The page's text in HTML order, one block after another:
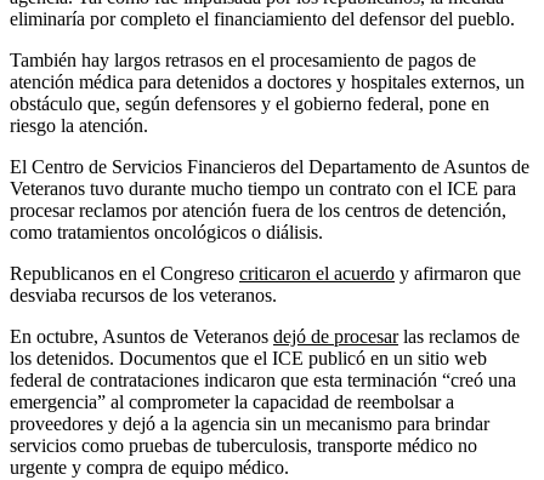
eliminaría por completo el financiamiento del defensor del pueblo.
También hay largos retrasos en el procesamiento de pagos de
atención médica para detenidos a doctores y hospitales externos, un
obstáculo que, según defensores y el gobierno federal, pone en
riesgo la atención.
El Centro de Servicios Financieros del Departamento de Asuntos de
Veteranos tuvo durante mucho tiempo un contrato con el ICE para
procesar reclamos por atención fuera de los centros de detención,
como tratamientos oncológicos o diálisis.
Republicanos en el Congreso criticaron el acuerdo y afirmaron que
desviaba recursos de los veteranos.
En octubre, Asuntos de Veteranos dejó de procesarlas reclamos de
los detenidos. Documentos que el ICE publicó en un sitio web
federal de contrataciones indicaron que esta terminación “creó una
emergencia” al comprometer la capacidad de reembolsar a
proveedores y dejó a la agencia sin un mecanismo para brindar
servicios como pruebas de tuberculosis, transporte médico no
urgente y compra de equipo médico.